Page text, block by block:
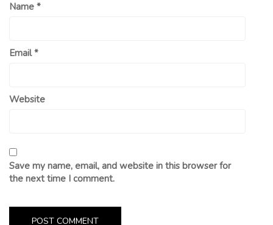
Name *
Email*
Website
Save my name, email, and website in this browser for
the next time I comment.